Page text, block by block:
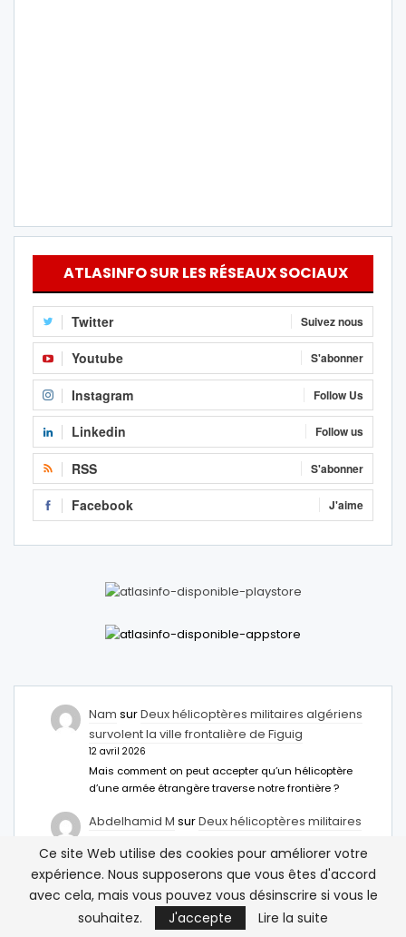
ATLASINFO SUR LES RÉSEAUX SOCIAUX
Twitter Suivez nous
Youtube S'abonner
Instagram Follow Us
Linkedin Follow us
RSS S'abonner
Facebook J'aime
Nam surDeux hélicoptères militaires algériens
survolent la ville frontalière de Figuig
12 avril 2026
Mais comment on peut accepter qu’un hélicoptère
d’une armée étrangère traverse notre frontière ?
Abdelhamid M surDeux hélicoptères militaires
12 avril 2026
Il faut installer des anti missiles à Figuig c
inacceptable
مصر تمنح تأشيرة مدتها خمس سنوات للمغاربة – نبض
Ce site Web utilise des cookies pour améliorer votre
expérience. Nous supposerons que vous êtes d'accord
avec cela, mais vous pouvez vous désinscrire si vous le
souhaitez.
J'accepte Lire la suite